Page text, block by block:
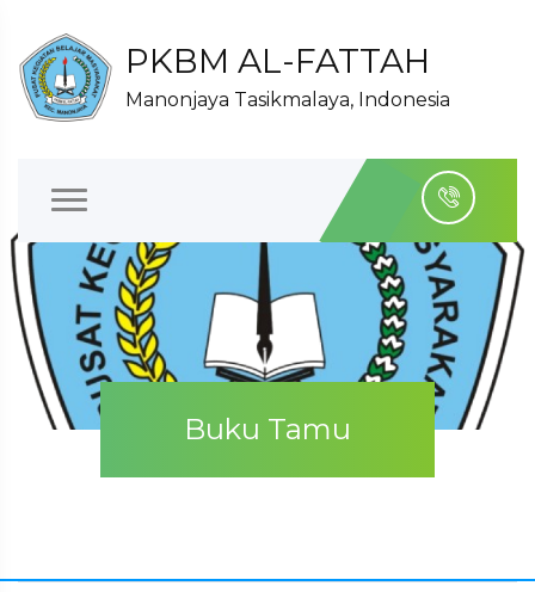
PKBM AL-FATTAH
Manonjaya Tasikmalaya, Indonesia
Buku Tamu